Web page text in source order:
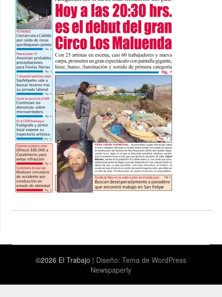
©2026 El Trabajo | Diseño: Tema de WordPress
Newspaperly